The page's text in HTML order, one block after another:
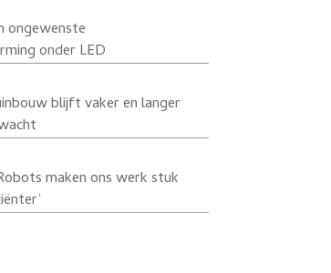
ongewenste
onder LED
blijft vaker en langer
maken ons werk stuk